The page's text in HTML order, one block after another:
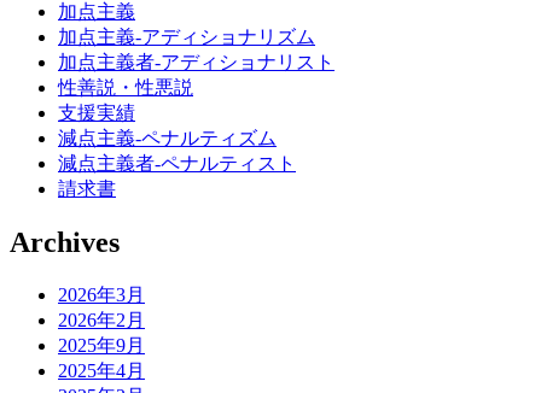
加点主義
加点主義-アディショナリズム
加点主義者-アディショナリスト
性善説・性悪説
支援実績
減点主義-ペナルティズム
減点主義者-ペナルティスト
請求書
Archives
2026年3月
2026年2月
2025年9月
2025年4月